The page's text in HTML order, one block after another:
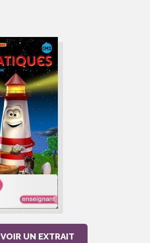
VOIR UN EXTRAIT